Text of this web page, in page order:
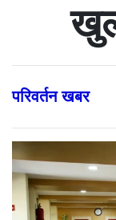
परिवर्तन खबर